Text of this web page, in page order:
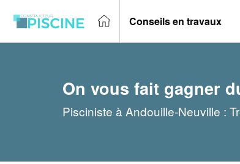
Conseils en travaux
On vous fait gagner
Pisciniste à Andouille-Neuville :